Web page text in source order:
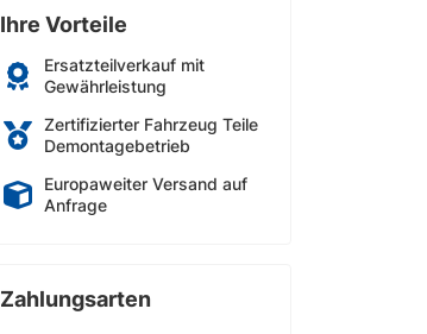
Ihre Vorteile
Ersatzteilverkauf mit
Gewährleistung
Zertifizierter Fahrzeug Teile
Demontagebetrieb
Europaweiter Versand auf
Anfrage
Zahlungsarten